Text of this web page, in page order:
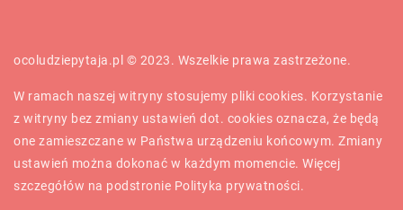
ocoludziepytaja.pl © 2023. Wszelkie prawa zastrzeżone.
W ramach naszej witryny stosujemy pliki cookies. Korzystanie
z witryny bez zmiany ustawień dot. cookies oznacza, że będą
one zamieszczane w Państwa urządzeniu końcowym. Zmiany
ustawień można dokonać w każdym momencie. Więcej
szczegółów na podstronie Polityka prywatności.